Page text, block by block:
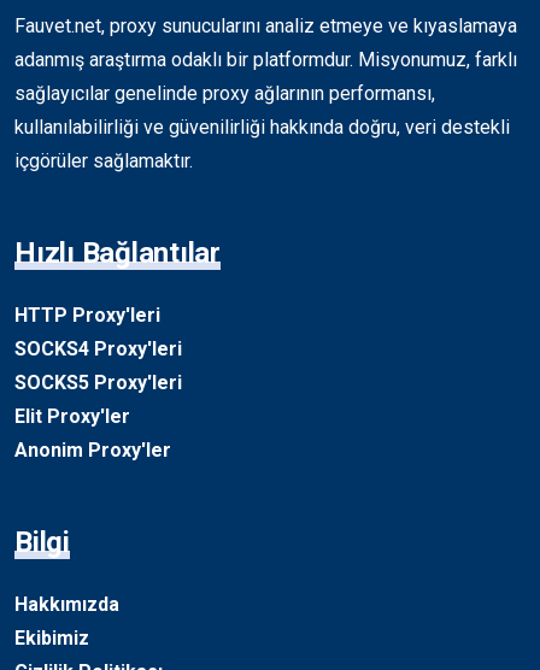
Fauvet.net, proxy sunucularını analiz etmeye ve kıyaslamaya
adanmış araştırma odaklı bir platformdur. Misyonumuz, farklı
sağlayıcılar genelinde proxy ağlarının performansı,
kullanılabilirliği ve güvenilirliği hakkında doğru, veri destekli
içgörüler sağlamaktır.
Hızlı Bağlantılar
HTTP Proxy'leri
SOCKS4 Proxy'leri
SOCKS5 Proxy'leri
Elit Proxy'ler
Anonim Proxy'ler
Bilgi
Hakkımızda
Ekibimiz